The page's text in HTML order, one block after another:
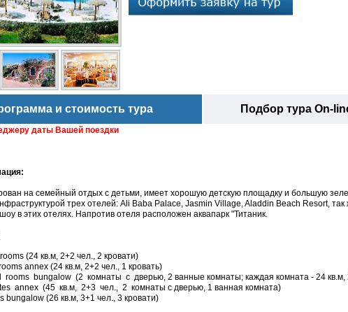
и стоимость тура Подбор тура On-
даты Вашей поездки
на семейный отдых с детьми, имеет хорошую детскую площадку и большую
трех отелей: Ali Baba Palace, Jasmin Village, Aladdin Beach Resort,
в этих отелях. Напротив отеля расположен аквапарк "Титаник.
(24 кв.м, 2+2 чел., 2 кровати)
annex (24 кв.м, 2+2 чел., 1 кровать)
rooms bungalow (2 комнаты с дверью, 2 ванные комнаты; каждая комната - 24 кв.м,
annex (45 кв.м, 2+3 чел., 2 комнаты с дверью, 1 ванная комната)
bungalow (26 кв.м, 3+1 чел., 3 кровати)